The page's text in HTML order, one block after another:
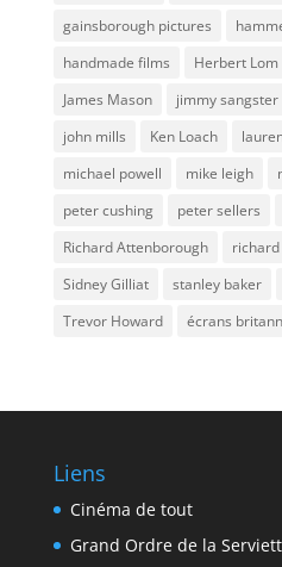
gainsborough pictures
handmade films
Herbert Lom
James Mason
jimmy sangster
john mills
Ken Loach
michael powell
mike leigh
peter cushing
peter sellers
Richard Attenborough
Sidney Gilliat
stanley baker
Trevor Howard
écrans
Liens
Cinéma de tout
Grand Ordre de la